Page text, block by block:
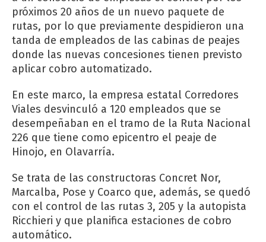
próximos 20 años de un nuevo paquete de
rutas, por lo que previamente despidieron una
tanda de empleados de las cabinas de peajes
donde las nuevas concesiones tienen previsto
aplicar cobro automatizado.
En este marco, la empresa estatal Corredores
Viales desvinculó a 120 empleados que se
desempeñaban en el tramo de la Ruta Nacional
226 que tiene como epicentro el peaje de
Hinojo, en Olavarría.
Se trata de las constructoras Concret Nor,
Marcalba, Pose y Coarco que, además, se quedó
con el control de las rutas 3, 205 y la autopista
Ricchieri y que planifica estaciones de cobro
automático.